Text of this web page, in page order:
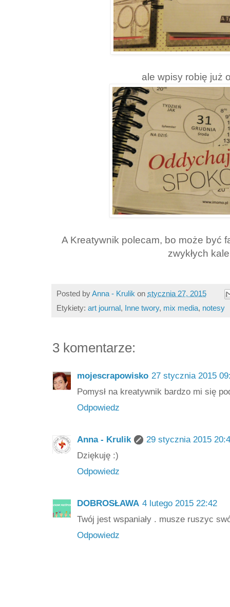
ale wpisy robię już
A Kreatywnik polecam, bo może być
zwykłych
Posted byAnna - Krulik on stycznia 27, 2015
Etykiety: art journal, Inne twory, mix media, notesy
3 komentarze:
mojescrapowisko 27 stycznia 2015
Pomysł na kreatywnik bardzo mi się
Odpowiedz
Anna - Krulik
29 stycznia 2015
Dziękuję :)
Odpowiedz
DOBROSŁAWA 4 lutego 2015 22:42
Twój jest wspaniały . musze ruszyc
Odpowiedz